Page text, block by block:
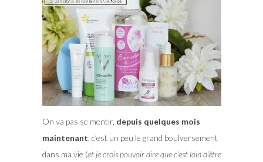
On va pas se mentir, depuis quelques mois
maintenant , c’est un peu le grand boulversement
dans ma vie (et je crois pouvoir dire que c’est loin d’être